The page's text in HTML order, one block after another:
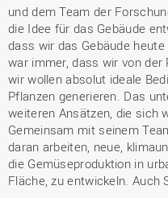
und dem Team der
die Idee für das Gebäude
dass wir das Gebäude
war immer, dass wir von der
wir wollen absolut ideale
Pflanzen generieren. Das
weiteren Ansätzen, die sich
Gemeinsam mit seinem
daran arbeiten, neue,
die Gemüseproduktion in
Fläche, zu entwickeln. Auch